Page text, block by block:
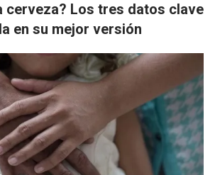
cerveza? Los tres datos clave
en su mejor versión